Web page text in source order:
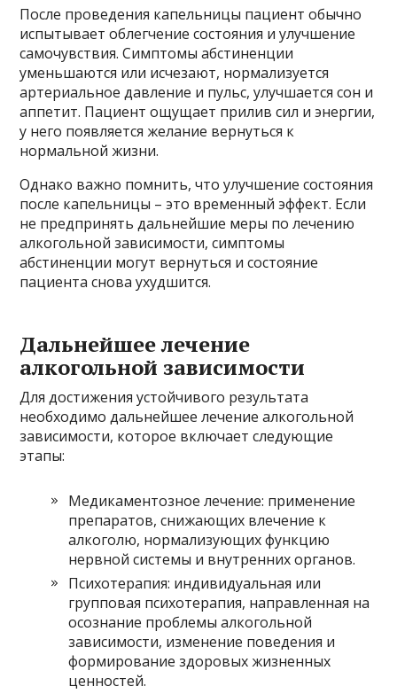
После проведения капельницы пациент обычно
испытывает облегчение состояния и улучшение
самочувствия. Симптомы абстиненции
уменьшаются или исчезают, нормализуется
артериальное давление и пульс, улучшается сон и
аппетит. Пациент ощущает прилив сил и энергии,
у него появляется желание вернуться к
нормальной жизни.
Однако важно помнить, что улучшение состояния
после капельницы – это временный эффект. Если
не предпринять дальнейшие меры по лечению
алкогольной зависимости, симптомы
абстиненции могут вернуться и состояние
пациента снова ухудшится.
Дальнейшее лечение
алкогольной зависимости
Для достижения устойчивого результата
необходимо дальнейшее лечение алкогольной
зависимости, которое включает следующие
этапы:
Медикаментозное лечение: применение
препаратов, снижающих влечение к
алкоголю, нормализующих функцию
нервной системы и внутренних органов.
Психотерапия: индивидуальная или
групповая психотерапия, направленная на
осознание проблемы алкогольной
зависимости, изменение поведения и
формирование здоровых жизненных
ценностей.